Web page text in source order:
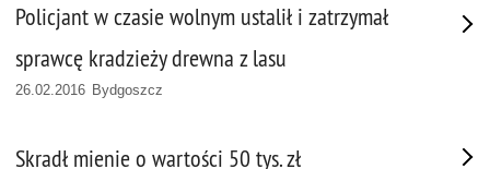
Policjant w czasie wolnym ustalił i zatrzymał
sprawcę kradzieży drewna z lasu
26.02.2016 Bydgoszcz
Skradł mienie o wartości 50 tys. zł